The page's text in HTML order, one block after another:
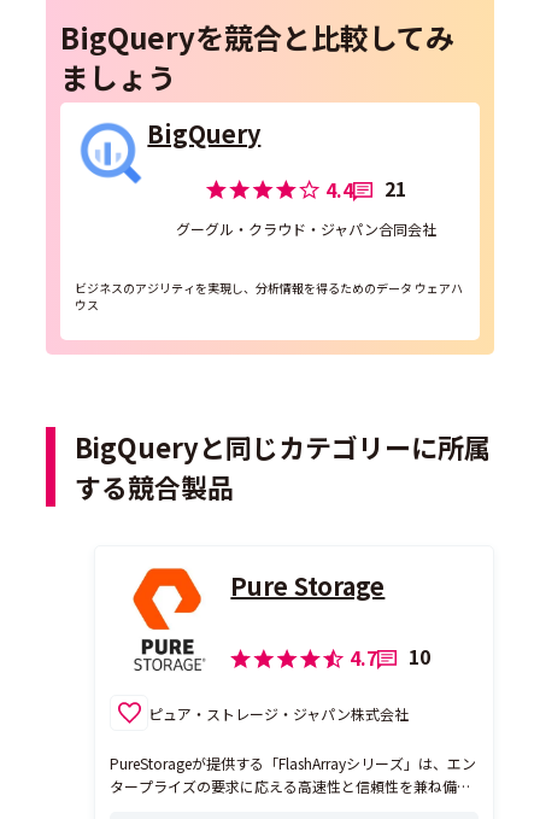
BigQueryを競合と比較してみ
ましょう
BigQuery
4.4 21
グーグル・クラウド・ジャパン合同会社
ビジネスのアジリティを実現し、分析情報を得るためのデータ ウェアハ
ウス
BigQueryと同じカテゴリーに所属
する競合製品
Pure Storage
4.7 10
ピュア・ストレージ・ジャパン株式会社
PureStorageが提供する「FlashArrayシリーズ」は、エン
タープライズの要求に応える高速性と信頼性を兼ね備え